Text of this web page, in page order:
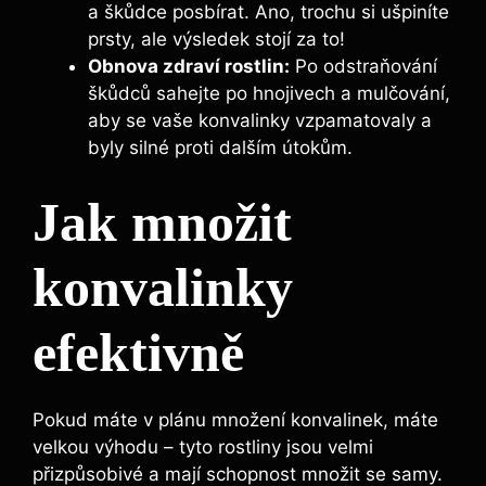
a škůdce posbírat. Ano, trochu si ušpiníte
prsty, ale výsledek stojí za to!
Obnova zdraví rostlin: Po odstraňování
škůdců sahejte po hnojivech a mulčování,
aby se vaše konvalinky vzpamatovaly a
byly silné proti dalším útokům.
Jak množit
konvalinky
efektivně
Pokud máte v plánu množení konvalinek, máte
velkou výhodu – tyto rostliny jsou velmi
přizpůsobivé a mají schopnost množit se samy.